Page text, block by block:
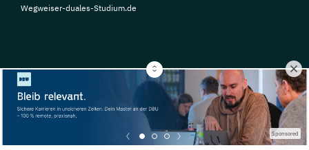
Sponsored
Wegweiser-duales-Studium.de
© Copyright 2026, TarGroup Media GmbH
Impressum
Über
Datenschutzerklärung Nutzungsbedingungen